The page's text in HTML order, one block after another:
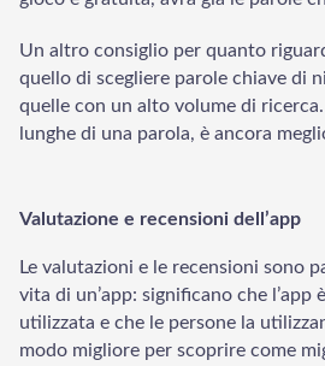
Un altro consiglio per quanto
quello di scegliere parole chiave di
quelle con un alto volume di
lunghe di una parola, è ancora
Valutazione e recensioni dell’app
Le valutazioni e le recensioni sono
vita di un’app: significano che l’app
utilizzata e che le persone la
modo migliore per scoprire come
Email Address
Start Chat